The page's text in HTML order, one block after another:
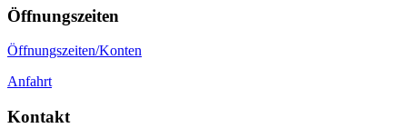
Öffnungszeiten
Öffnungszeiten/Konten
Anfahrt
Kontakt